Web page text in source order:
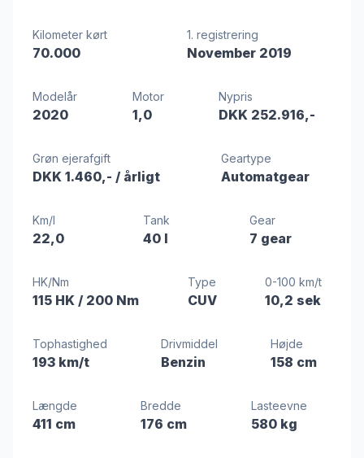
Kilometer kørt
70.000
1. registrering
November 2019
Modelår
2020
Motor
1,0
Nypris
DKK 252.916,-
Grøn ejerafgift
DKK 1.460,- / årligt
Geartype
Automatgear
Km/l
22,0
Tank
40 l
Gear
7 gear
HK/Nm
115 HK / 200 Nm
Type
CUV
0-100 km/t
10,2 sek
Tophastighed
193 km/t
Drivmiddel
Benzin
Højde
158 cm
Længde
411 cm
Bredde
176 cm
Lasteevne
580 kg